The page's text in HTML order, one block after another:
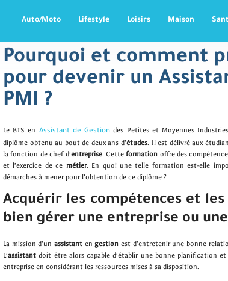
Auto/moto Lifestyle Loisirs Maison
Pourquoi et comment
pour devenir un
PMI ?
Le BTS en Assistant de Gestion des Petites et Moyennes
diplôme obtenu au bout de deux ans d’études. Il est délivré aux
la fonction de chef d’entreprise. Cetteformation offre des
et l’exercice de ce métier. En quoi une telle formation est-elle
démarches à mener pour l’obtention de ce diplôme ?
Acquérir les compétences et
bien gérer une entreprise ou
La mission d’unassistant engestion est d’entretenir une bonne
L’assistant doit être alors capable d’établir une bonne planification
entreprise en considérant les ressources mises à sa disposition.